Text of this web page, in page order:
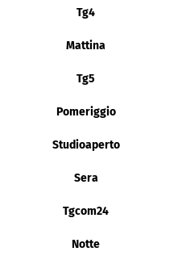
Tg4
Mattina
Tg5
Pomeriggio
Studioaperto
Sera
Tgcom24
Notte